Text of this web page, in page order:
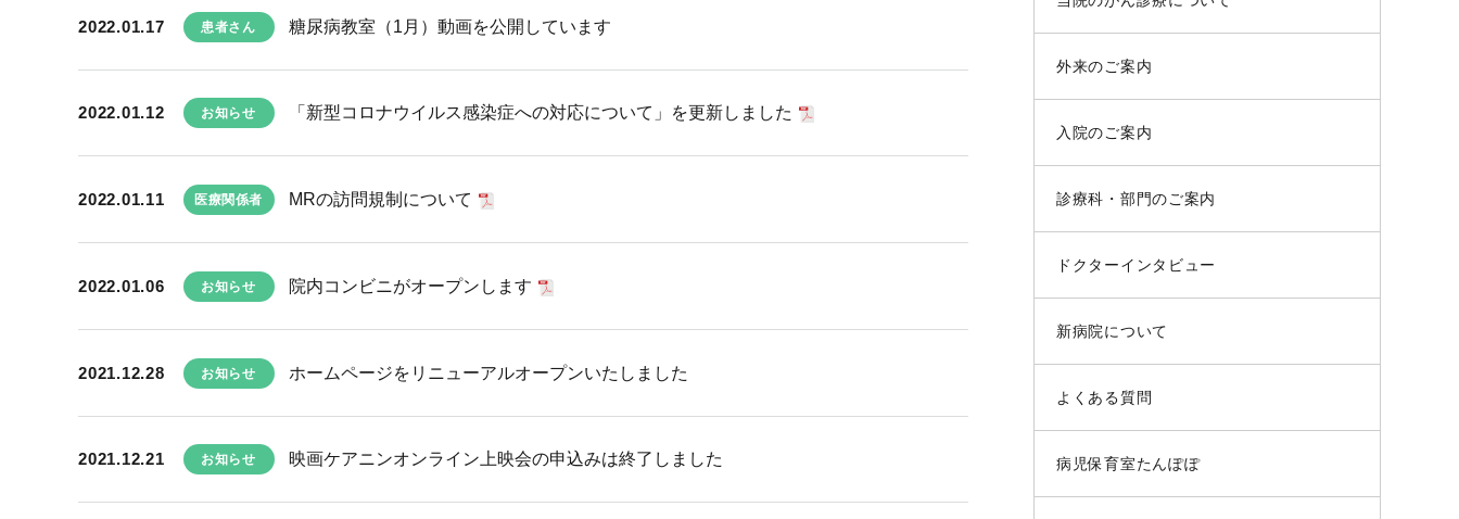
2022.01.17 患者さん 糖尿病教室（1月）動画を公開しています
2022.01.12 お知らせ 「新型コロナウイルス感染症への対応について」を更新しました
2022.01.11 医療関係者 MRの訪問規制について
2022.01.06 お知らせ 院内コンビニがオープンします
2021.12.28 お知らせ ホームページをリニューアルオープンいたしました
2021.12.21 お知らせ 映画ケアニンオンライン上映会の申込みは終了しました
外来のご案内
入院のご案内
診療科・部門のご案内
ドクターインタビュー
新病院について
よくある質問
病児保育室たんぽぽ